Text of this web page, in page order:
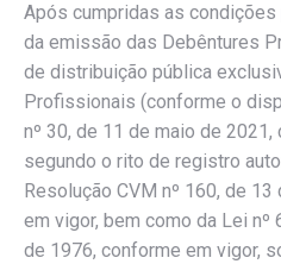
Após cumpridas as
da emissão das Debêntures
de distribuição pública
Profissionais (conforme o
nº 30, de 11 de maio de
segundo o rito de registro
Resolução CVM nº 160, de
em vigor, bem como da Lei
de 1976, conforme em vigor,